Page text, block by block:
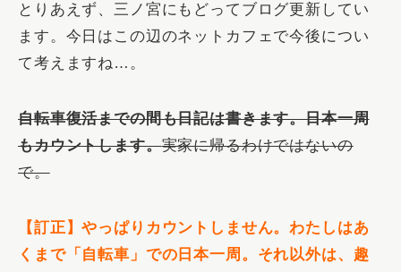
とりあえず、三ノ宮にもどってブログ更新してい
ます。今日はこの辺のネットカフェで今後につい
て考えますね…。
自転車復活までの間も日記は書きます。日本一周
もカウントします。実家に帰るわけではないの
で。
【訂正】やっぱりカウントしません。わたしはあ
くまで「自転車」での日本一周。それ以外は、趣